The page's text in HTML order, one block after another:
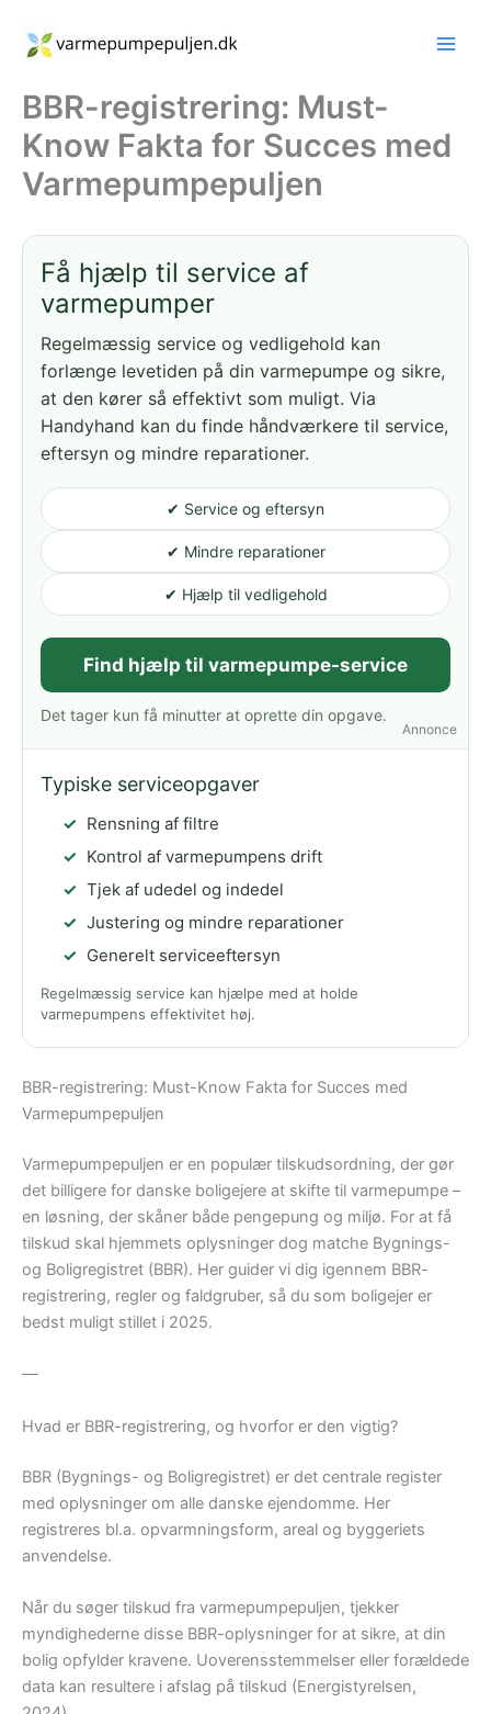
indholdet
BBR-registrering: Must-
Know Fakta for Succes med
Varmepumpepuljen
Annonce
Få hjælp til service af
varmepumper
Regelmæssig service og vedligehold kan
forlænge levetiden på din varmepumpe og sikre,
at den kører så effektivt som muligt. Via
Handyhand kan du finde håndværkere til service,
eftersyn og mindre reparationer.
✔ Service og eftersyn
✔ Mindre reparationer
✔ Hjælp til vedligehold
Find hjælp til varmepumpe-service
Det tager kun få minutter at oprette din opgave.
Typiske serviceopgaver
Rensning af filtre
Kontrol af varmepumpens drift
Tjek af udedel og indedel
Justering og mindre reparationer
Generelt serviceeftersyn
Regelmæssig service kan hjælpe med at holde
varmepumpens effektivitet høj.
BBR-registrering: Must-Know Fakta for Succes med
Varmepumpepuljen
Varmepumpepuljen er en populær tilskudsordning, der gør
det billigere for danske boligejere at skifte til varmepumpe –
en løsning, der skåner både pengepung og miljø. For at få
tilskud skal hjemmets oplysninger dog matche Bygnings-
og Boligregistret (BBR). Her guider vi dig igennem BBR-
registrering, regler og faldgruber, så du som boligejer er
bedst muligt stillet i 2025.
—
Hvad er BBR-registrering, og hvorfor er den vigtig?
BBR (Bygnings- og Boligregistret) er det centrale register
med oplysninger om alle danske ejendomme. Her
registreres bl.a. opvarmningsform, areal og byggeriets
anvendelse.
Når du søger tilskud fra varmepumpepuljen, tjekker
myndighederne disse BBR-oplysninger for at sikre, at din
bolig opfylder kravene. Uoverensstemmelser eller forældede
data kan resultere i afslag på tilskud (Energistyrelsen,